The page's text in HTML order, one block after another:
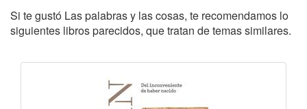
Si te gustó Las palabras y las cosas, te recomendamos lo
siguientes libros parecidos, que tratan de temas similares.